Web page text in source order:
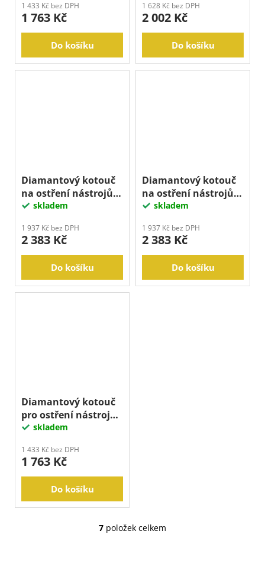
1 433 Kč bez DPH
1 763 Kč
Do košíku
1 628 Kč bez DPH
2 002 Kč
Do košíku
Diamantový kotouč
na ostření nástrojů,
OBVODOVÝ 150x20
skladem
1 937 Kč bez DPH
2 383 Kč
Do košíku
Diamantový kotouč
na ostření nástrojů,
TALÍŘOVÝ 150x20 mm
skladem
1 937 Kč bez DPH
2 383 Kč
Do košíku
Diamantový kotouč
pro ostření nástrojů,
TALÍŘOVÝ 100x10 mm
skladem
1 433 Kč bez DPH
1 763 Kč
Do košíku
O
7 položek celkem